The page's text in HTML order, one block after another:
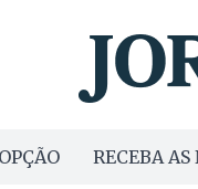
RECEBA